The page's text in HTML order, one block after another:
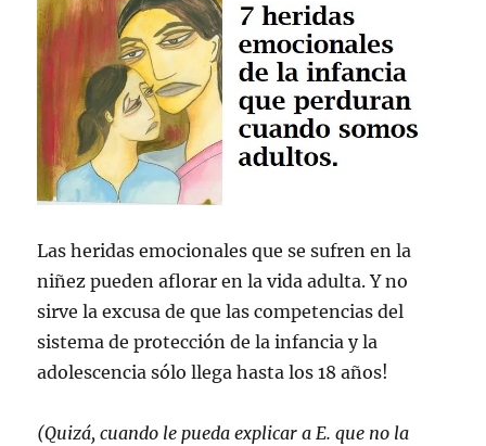
Las heridas emocionales que se sufren en la
niñez pueden aflorar en la vida adulta. Y no
sirve la excusa de que las competencias del
sistema de protección de la infancia y la
adolescencia sólo llega hasta los 18 años!
(Quizá, cuando le pueda explicar a E. que no la